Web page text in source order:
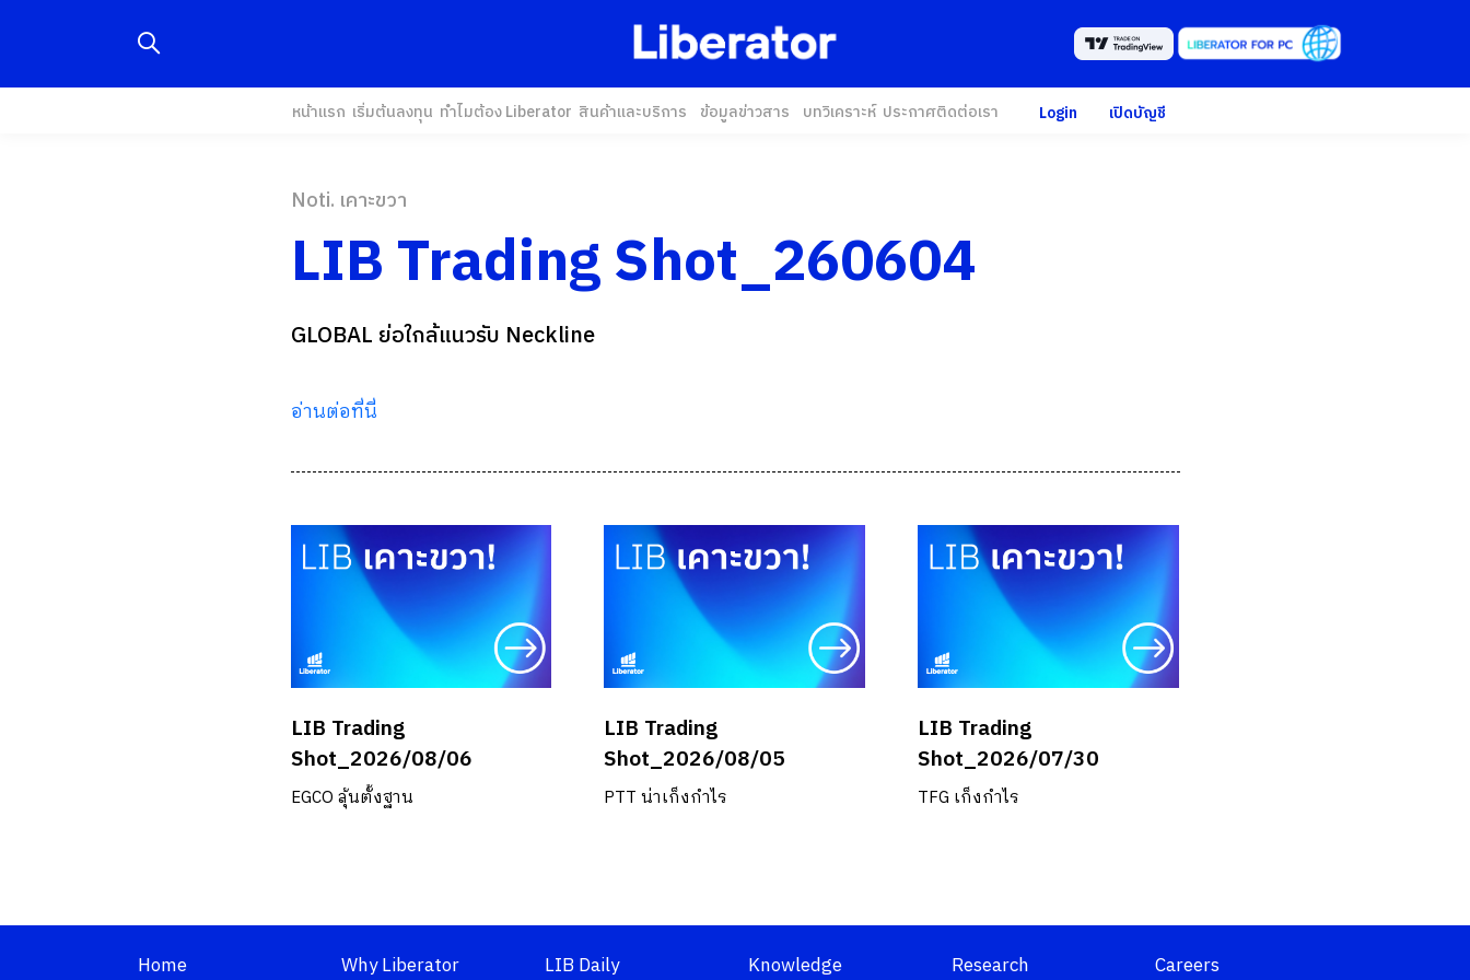
หน้าแรก เริ่มต้นลงทุน ทำไมต้อง Liberator สินค้าและบริการ ข้อมูลข่าวสาร บทวิเคราะห์ ประกาศติดต่อเรา Login เปิดบัญชี
Noti. เคาะขวา
LIB Trading Shot_260604
GLOBAL ย่อใกล้แนวรับ Neckline
อ่านต่อที่นี่
LIB Trading
Shot_2026/08/06
EGCO ลุ้นตั้งฐาน
LIB Trading
Shot_2026/08/05
PTT น่าเก็งกำไร
LIB Trading
Shot_2026/07/30
TFG เก็งกำไร
Home Why Liberator LIB Daily Knowledge Research Careers